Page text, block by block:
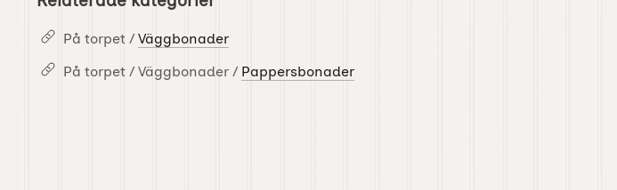
På torpet / Väggbonader
På torpet / Väggbonader / Pappersbonader